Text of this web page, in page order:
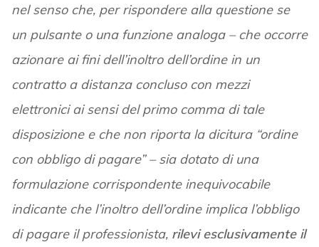
nel senso che, per rispondere alla questione se
un pulsante o una funzione analoga – che occorre
azionare ai fini dell’inoltro dell’ordine in un
contratto a distanza concluso con mezzi
elettronici ai sensi del primo comma di tale
disposizione e che non riporta la dicitura “ordine
con obbligo di pagare” – sia dotato di una
formulazione corrispondente inequivocabile
indicante che l’inoltro dell’ordine implica l’obbligo
di pagare il professionista, rilevi esclusivamente il